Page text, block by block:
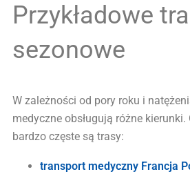
Przykładowe
sezonowe
W zależności od pory roku i
medyczne obsługują różne
bardzo częste są trasy:
transport medyczny Francja